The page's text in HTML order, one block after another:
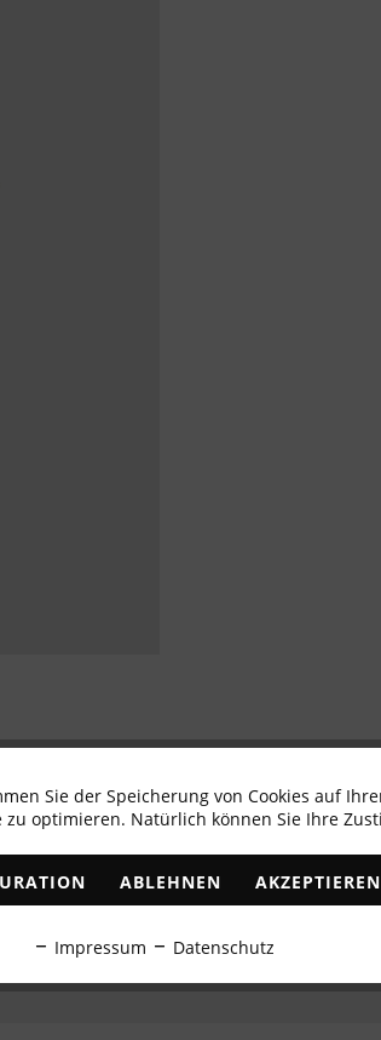
& 10% - Gutschein
Angebote ✓ Die aktuellsten Trends
Sie der Speicherung von Cookies auf
zu optimieren. Natürlich können Sie Ihre
ABLEHNEN AKZEPTIEREN
Impressum Datenschutz